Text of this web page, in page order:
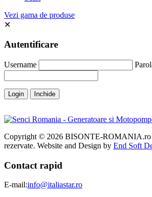
Vezi gama de produse
✕
Autentificare
Username
Login Inchide
Copyright © 2026 BISONTE-ROMANIA.ro
rezervate. Website and Design by End Soft
Contact rapid
E-mail:info@italiastar.ro